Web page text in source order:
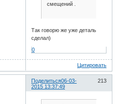
смещений .
Так говорю же уже деталь
сделал)
0
Цитировать
Поделиться 213
06-03-
2015 13:37:49